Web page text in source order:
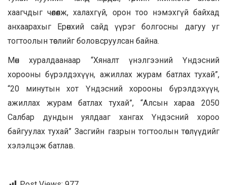
хаагчдыг чөлөөлж, халахгүй, орон тоо нэмэхгүй байхад
анхаарахыг Ерөнхий сайд үүрэг болгосны дагуу уг
тогтоолын төслийг боловсруулсан байна.
Мөн хуралдаанаар “Хяналт үнэлгээний Үндэсний
хорооны бүрэлдэхүүн, ажиллах журам батлах тухай”,
“20 минутын хот Үндэсний хорооны бүрэлдэхүүн,
ажиллах журам батлах тухай”, “Алсын хараа 2050
Салбар дундын уялдааг хангах Үндэсний хороо
байгуулах тухай” Засгийн газрын тогтоолын төслүүдийг
хэлэлцэж батлав.